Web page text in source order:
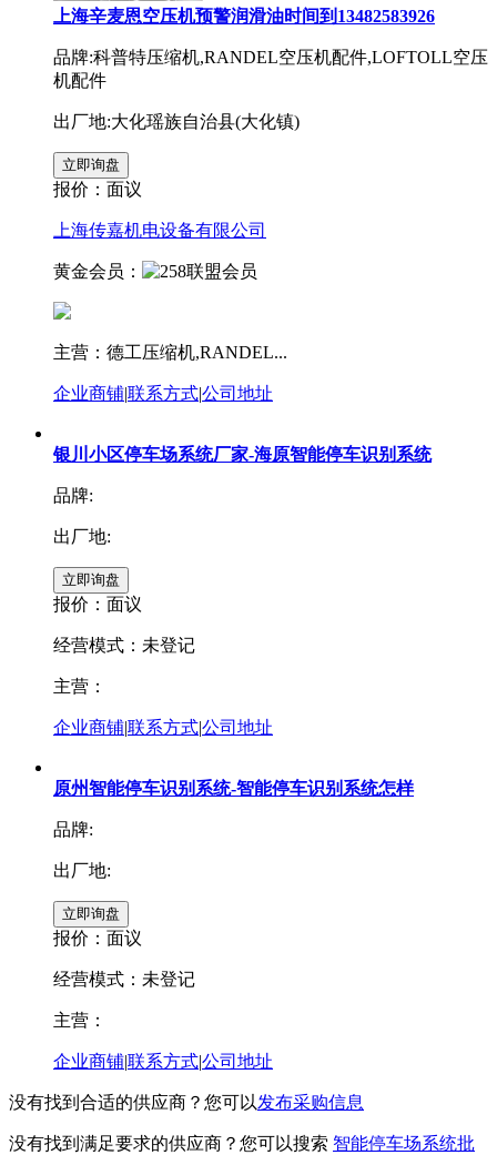
上海辛麦恩空压机预警润滑油时间到13482583926
品牌:科普特压缩机,RANDEL空压机配件,LOFTOLL空压
机配件
出厂地:大化瑶族自治县(大化镇)
报价： 面议
上海传嘉机电设备有限公司
黄金会员：
主营：德工压缩机,RANDEL...
企业商铺|联系方式|公司地址
银川小区停车场系统厂家-海原智能停车识别系统
品牌:
出厂地:
报价： 面议
经营模式：未登记
主营：
企业商铺|联系方式|公司地址
原州智能停车识别系统-智能停车识别系统怎样
品牌:
出厂地:
报价： 面议
经营模式：未登记
主营：
企业商铺|联系方式|公司地址
没有找到合适的供应商？您可以发布采购信息
没有找到满足要求的供应商？您可以搜索 智能停车场系统批